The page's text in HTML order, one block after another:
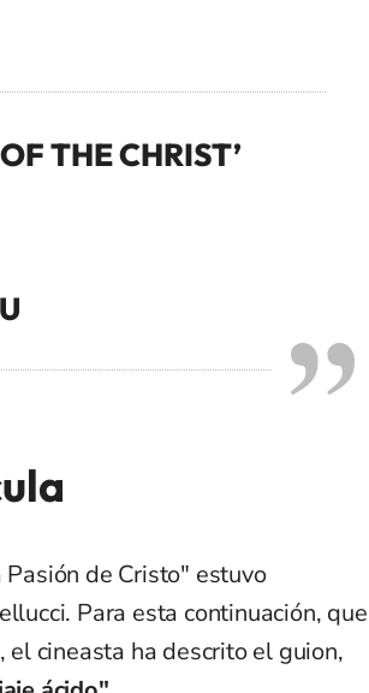
THE CHRIST’
de Cristo" estuvo
Para esta continuación, que
cineasta ha descrito el guion,